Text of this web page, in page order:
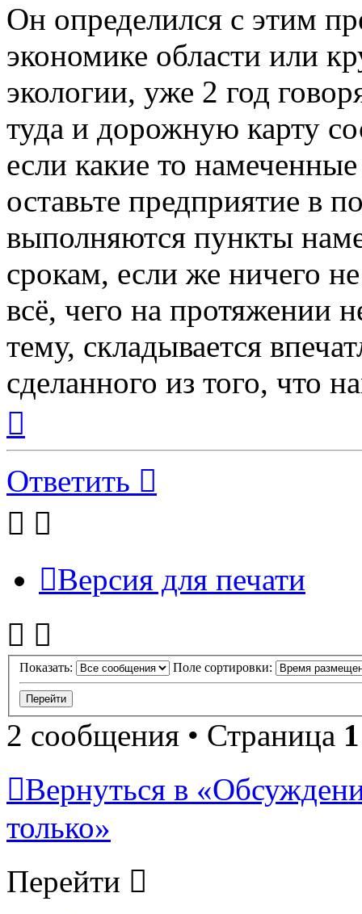
Он определился с этим
экономике области или
экологии, уже 2 год
туда и дорожную карту
если какие то
оставьте предприятие в
выполняются пункты
срокам, если же ничего
всё, чего на протяжении
тему, складывается
сделанного из того, что
началу
Ответить
Версия для печати
Показать: Поле сортировки:
2 сообщения • Страница 1
Вернуться в
только»
Перейти